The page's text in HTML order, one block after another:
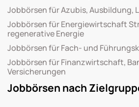
Jobbörsen für Azubis, Ausbildung,
Jobbörsen für Energiewirtschaft
regenerative Energie
Jobbörsen für Fach- und
Jobbörsen für Finanzwirtschaft,
Versicherungen
Jobbörsen nach